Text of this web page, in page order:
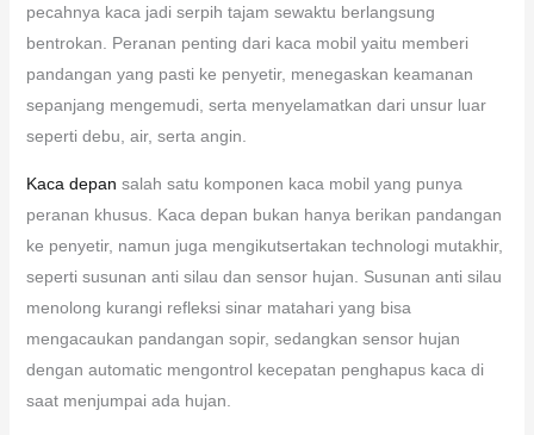
pecahnya kaca jadi serpih tajam sewaktu berlangsung
bentrokan. Peranan penting dari kaca mobil yaitu memberi
pandangan yang pasti ke penyetir, menegaskan keamanan
sepanjang mengemudi, serta menyelamatkan dari unsur luar
seperti debu, air, serta angin.
Kaca depan salah satu komponen kaca mobil yang punya
peranan khusus. Kaca depan bukan hanya berikan pandangan
ke penyetir, namun juga mengikutsertakan technologi mutakhir,
seperti susunan anti silau dan sensor hujan. Susunan anti silau
menolong kurangi refleksi sinar matahari yang bisa
mengacaukan pandangan sopir, sedangkan sensor hujan
dengan automatic mengontrol kecepatan penghapus kaca di
saat menjumpai ada hujan.